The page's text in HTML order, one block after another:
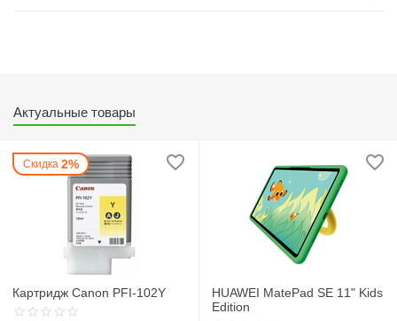
Актуальные товары
Скидка 2%
Картридж Canon PFI-102Y
HUAWEI MatePad SE 11" Kids
Edition